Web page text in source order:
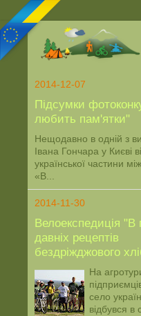
2014-12-07
Підсумки
любить пам'ятки"
Нещодавно в одній з
Івана Гончара у Києві
української частини
«В...
2014-11-30
Велоекспедиція "В
давніх рецептів
бездріжджового
На
село
відбувся в